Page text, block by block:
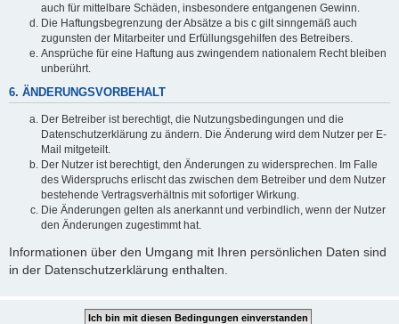
auch für mittelbare Schäden, insbesondere entgangenen Gewinn.
Die Haftungsbegrenzung der Absätze a bis c gilt sinngemäß auch
zugunsten der Mitarbeiter und Erfüllungsgehilfen des Betreibers.
Ansprüche für eine Haftung aus zwingendem nationalem Recht bleiben
unberührt.
6. ÄNDERUNGSVORBEHALT
Der Betreiber ist berechtigt, die Nutzungsbedingungen und die
Datenschutzerklärung zu ändern. Die Änderung wird dem Nutzer per E-
Mail mitgeteilt.
Der Nutzer ist berechtigt, den Änderungen zu widersprechen. Im Falle
des Widerspruchs erlischt das zwischen dem Betreiber und dem Nutzer
bestehende Vertragsverhältnis mit sofortiger Wirkung.
Die Änderungen gelten als anerkannt und verbindlich, wenn der Nutzer
den Änderungen zugestimmt hat.
Informationen über den Umgang mit Ihren persönlichen Daten sind
in der Datenschutzerklärung enthalten.